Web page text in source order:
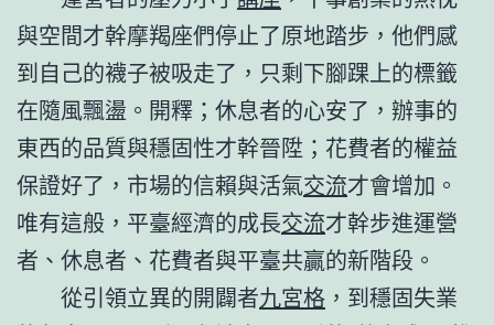
與空間才幹摩羯座們停止了原地踏步，他們感
到自己的襪子被吸走了，只剩下腳踝上的標籤
在隨風飄盪。開釋；休息者的心安了，辦事的
東西的品質與穩固性才幹晉陞；花費者的權益
保證好了，市場的信賴與活氣交流才會增加。
唯有這般，平臺經濟的成長交流才幹步進運營
者、休息者、花費者與平臺共贏的新階段。
從引領立異的開闢者九宮格 ，到穩固失業